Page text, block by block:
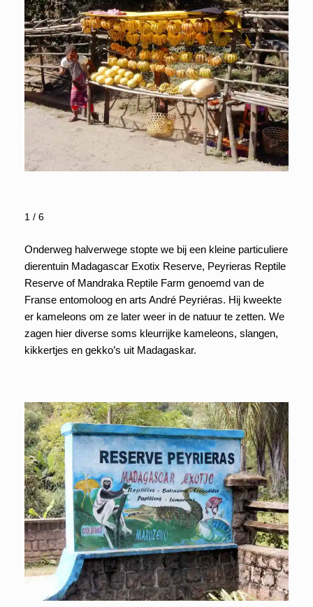
1 / 6
Onderweg halverwege stopte we bij een kleine particuliere
dierentuin Madagascar Exotix Reserve, Peyrieras Reptile
Reserve of Mandraka Reptile Farm genoemd van de
Franse entomoloog en arts André Peyriéras. Hij kweekte
er kameleons om ze later weer in de natuur te zetten. We
zagen hier diverse soms kleurrijke kameleons, slangen,
kikkertjes en gekko’s uit Madagaskar.